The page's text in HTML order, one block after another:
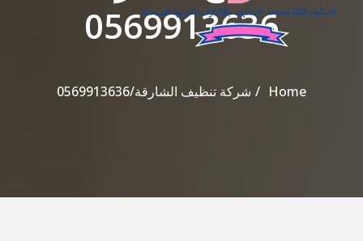
0569913636
Home شركة تنظيف الشارقة/0569913636